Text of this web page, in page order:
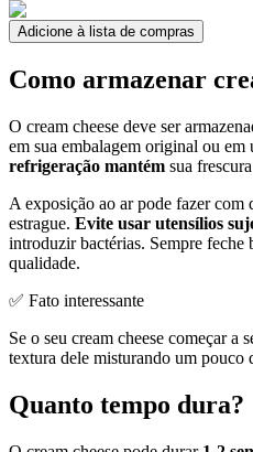
Adicione à lista de compras
Como armazenar
O cream cheese deve ser
em sua embalagem original ou em
refrigeração mantém sua
A exposição ao ar pode fazer com
estrague. Evite usar utensílios
introduzir bactérias. Sempre feche
qualidade.
✅ Fato interessante
Se o seu cream cheese começar a
textura dele misturando um pouco
Quanto tempo dura?